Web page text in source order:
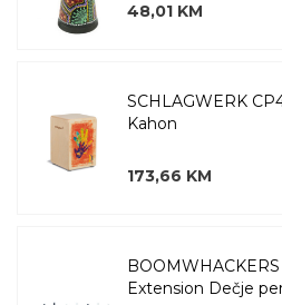
48,01 KM
SCHLAGWERK
Kahon
173,66 KM
Extension Dečje